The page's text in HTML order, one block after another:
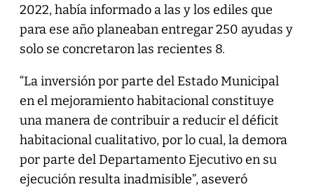
2022, había informado a las y los ediles que
para ese año planeaban entregar 250 ayudas y
solo se concretaron las recientes 8.
“La inversión por parte del Estado Municipal
en el mejoramiento habitacional constituye
una manera de contribuir a reducir el déficit
habitacional cualitativo, por lo cual, la demora
por parte del Departamento Ejecutivo en su
ejecución resulta inadmisible”, aseveró